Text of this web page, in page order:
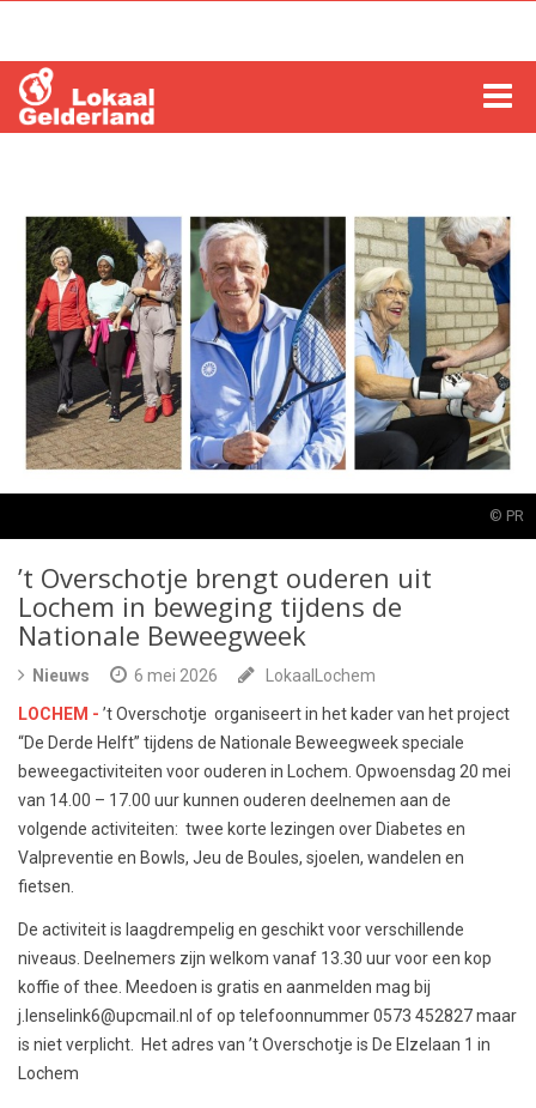
LOCHEM
ZUTPHEN
COLUMNS
RADIO
ZOEKEN
© PR
’t Overschotje brengt ouderen uit
Lochem in beweging tijdens de
Nationale Beweegweek
Nieuws 6 mei 2026
LokaalLochem
LOCHEM - ’t Overschotje organiseert in het kader van het project
“De Derde Helft” tijdens de Nationale Beweegweek speciale
beweegactiviteiten voor ouderen in Lochem. Opwoensdag 20 mei
van 14.00 – 17.00 uur kunnen ouderen deelnemen aan de
volgende activiteiten: twee korte lezingen over Diabetes en
Valpreventie en Bowls, Jeu de Boules, sjoelen, wandelen en
fietsen.
De activiteit is laagdrempelig en geschikt voor verschillende
niveaus. Deelnemers zijn welkom vanaf 13.30 uur voor een kop
koffie of thee. Meedoen is gratis en aanmelden mag bij
j.lenselink6@upcmail.nl of op telefoonnummer 0573 452827 maar
is niet verplicht. Het adres van ’t Overschotje is De Elzelaan 1 in
Lochem